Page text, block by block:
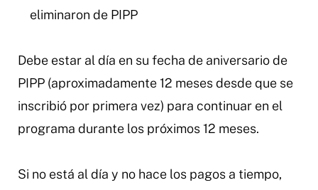
eliminaron de PIPP
Debe estar al día en su fecha de aniversario de
PIPP (aproximadamente 12 meses desde que se
inscribió por primera vez) para continuar en el
programa durante los próximos 12 meses.
Si no está al día y no hace los pagos a tiempo,